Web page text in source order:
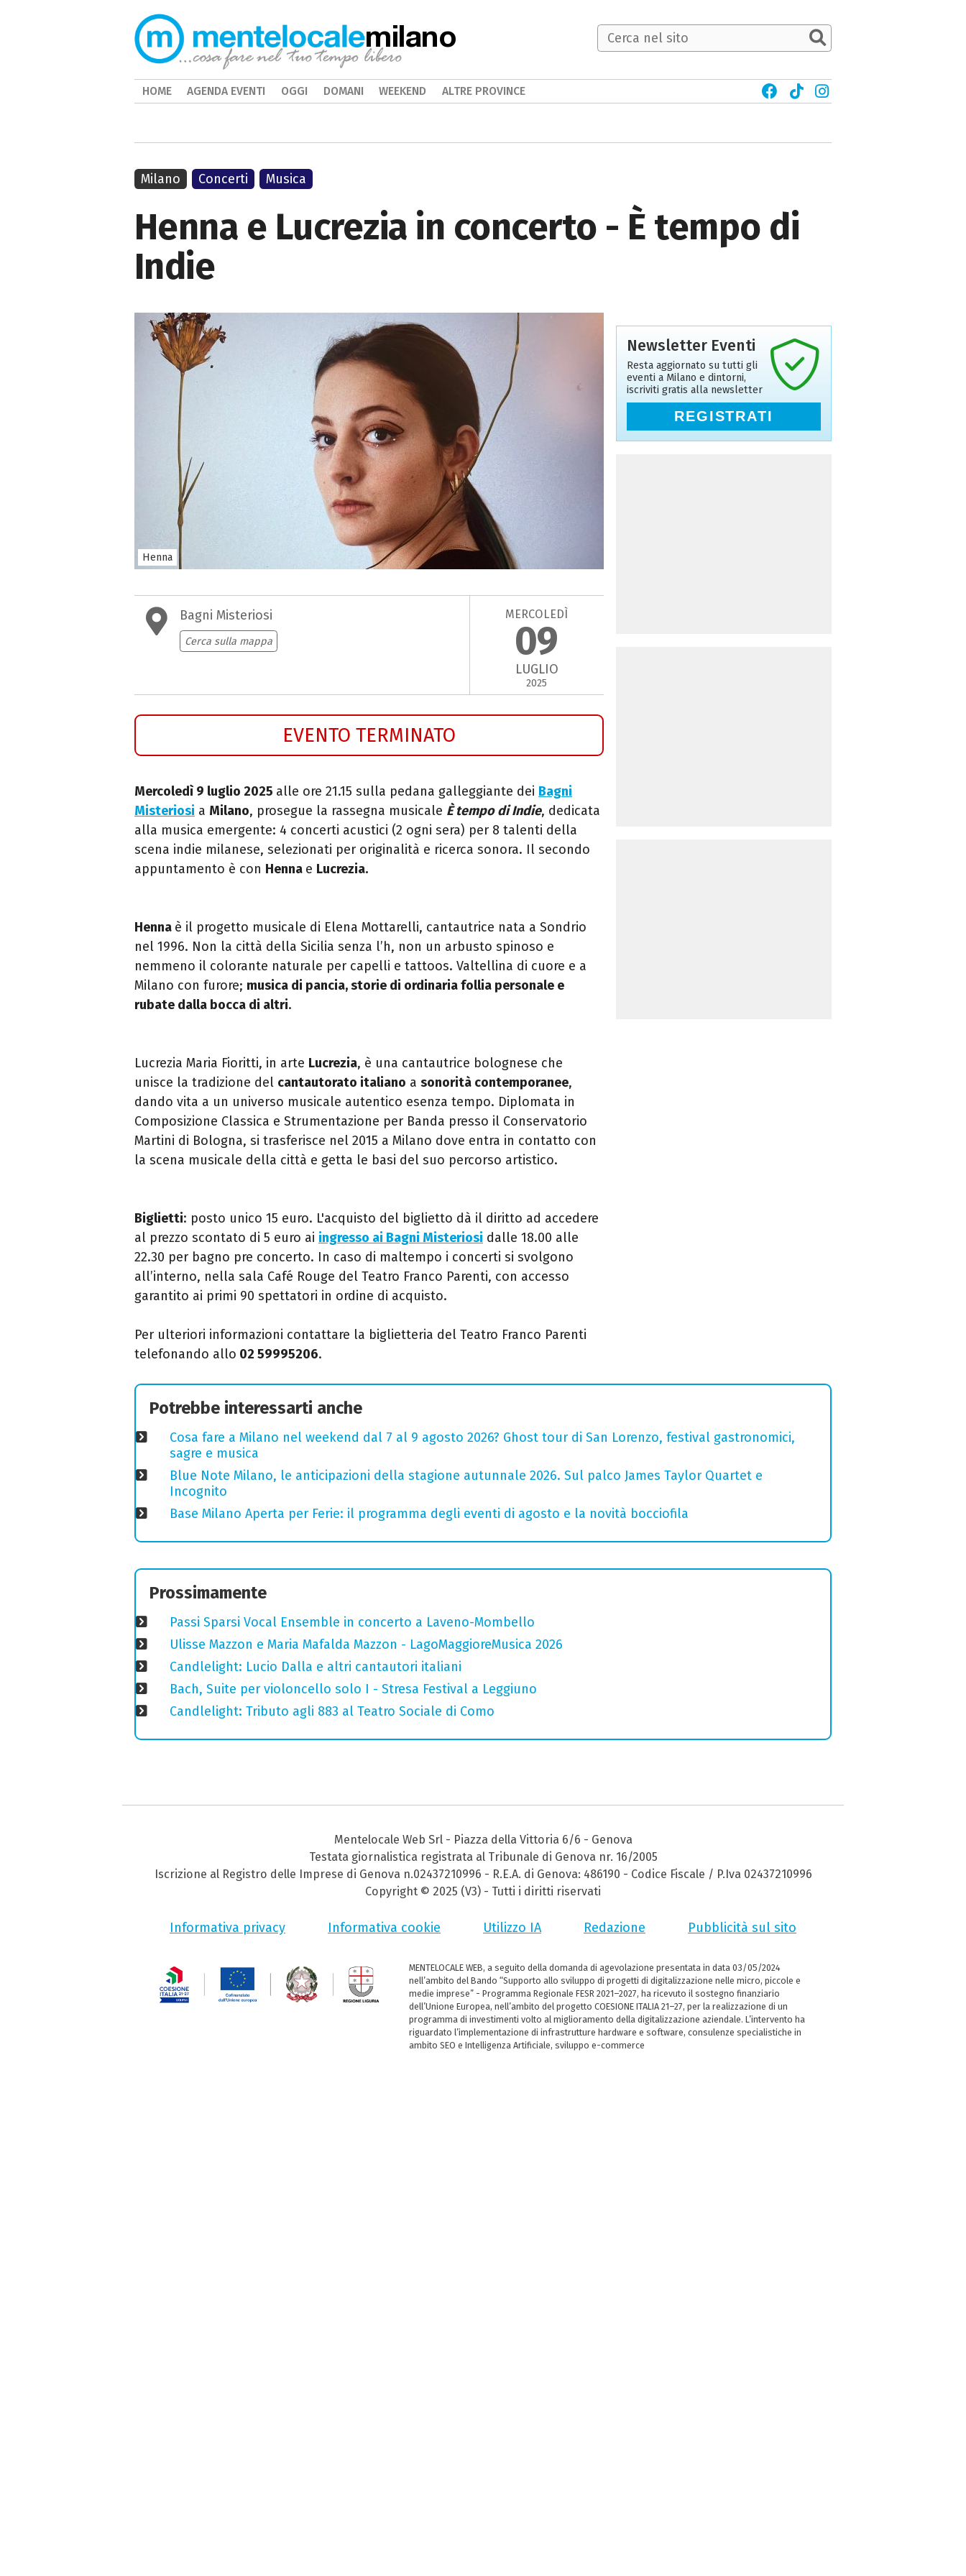
Henna e Lucrezia in concerto - È tempo di
Indie
Henna
Bagni Misteriosi
Cerca sulla mappa
MERCOLEDÌ
09
LUGLIO
2025
EVENTO TERMINATO
Mercoledì 9 luglio 2025 alle ore 21.15 sulla pedana galleggiante dei Bagni
Misteriosi a Milano, prosegue la rassegna musicale È tempo di Indie, dedicata
alla musica emergente: 4 concerti acustici (2 ogni sera) per 8 talenti della
scena indie milanese, selezionati per originalità e ricerca sonora. Il secondo
appuntamento è con Henna e Lucrezia.
Henna è il progetto musicale di Elena Mottarelli, cantautrice nata a Sondrio
nel 1996. Non la città della Sicilia senza l’h, non un arbusto spinoso e
nemmeno il colorante naturale per capelli e tattoos. Valtellina di cuore e a
Milano con furore; musica di pancia, storie di ordinaria follia personale e
rubate dalla bocca di altri.
Lucrezia Maria Fioritti, in arte Lucrezia, è una cantautrice bolognese che
unisce la tradizione del cantautorato italiano a sonorità contemporanee,
dando vita a un universo musicale autentico esenza tempo. Diplomata in
Composizione Classica e Strumentazione per Banda presso il Conservatorio
Martini di Bologna, si trasferisce nel 2015 a Milano dove entra in contatto con
la scena musicale della città e getta le basi del suo percorso artistico.
Biglietti: posto unico 15 euro. L'acquisto del biglietto dà il diritto ad accedere
al prezzo scontato di 5 euro ai ingresso ai Bagni Misteriosi dalle 18.00 alle
22.30 per bagno pre concerto. In caso di maltempo i concerti si svolgono
all’interno, nella sala Café Rouge del Teatro Franco Parenti, con accesso
garantito ai primi 90 spettatori in ordine di acquisto.
Per ulteriori informazioni contattare la biglietteria del Teatro Franco Parenti
telefonando allo 02 59995206.
Milano Concerti Musica
Newsletter Eventi
Resta aggiornato su tutti gli
eventi a Milano e dintorni,
iscriviti gratis alla newsletter
REGISTRATI
Potrebbe interessarti anche
Cosa fare a Milano nel weekend dal 7 al 9 agosto 2026? Ghost tour di San Lorenzo, festival gastronomici,
sagre e musica
Blue Note Milano, le anticipazioni della stagione autunnale 2026. Sul palco James Taylor Quartet e
Incognito
Base Milano Aperta per Ferie: il programma degli eventi di agosto e la novità bocciofila
Prossimamente
Passi Sparsi Vocal Ensemble in concerto a Laveno-Mombello
Ulisse Mazzon e Maria Mafalda Mazzon - LagoMaggioreMusica 2026
Candlelight: Lucio Dalla e altri cantautori italiani
Bach, Suite per violoncello solo I - Stresa Festival a Leggiuno
Candlelight: Tributo agli 883 al Teatro Sociale di Como
milano
HOME AGENDA EVENTI OGGI DOMANI WEEKEND ALTRE PROVINCE
Mentelocale Web Srl - Piazza della Vittoria 6/6 - Genova
Testata giornalistica registrata al Tribunale di Genova nr. 16/2005
Iscrizione al Registro delle Imprese di Genova n.02437210996 - R.E.A. di Genova: 486190 - Codice Fiscale / P.Iva 02437210996
Copyright © 2025 (V3) - Tutti i diritti riservati
Informativa privacy Informativa cookie Utilizzo IA Redazione Pubblicità sul sito
MENTELOCALE WEB, a seguito della domanda di agevolazione presentata in data 03/05/2024
nell’ambito del Bando “Supporto allo sviluppo di progetti di digitalizzazione nelle micro, piccole e
medie imprese” - Programma Regionale FESR 2021–2027, ha ricevuto il sostegno finanziario
dell’Unione Europea, nell’ambito del progetto COESIONE ITALIA 21–27, per la realizzazione di un
programma di investimenti volto al miglioramento della digitalizzazione aziendale. L’intervento ha
riguardato l’implementazione di infrastrutture hardware e software, consulenze specialistiche in
ambito SEO e Intelligenza Artificiale, sviluppo e-commerce